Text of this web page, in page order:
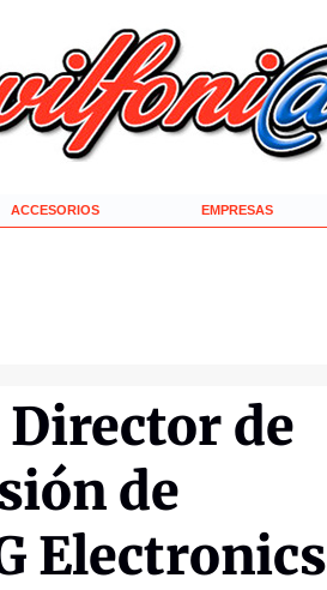
ACCESORIOS EMPRESAS
de
de
Electronics